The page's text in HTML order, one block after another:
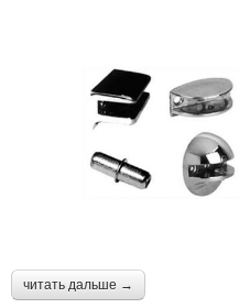
читать дальше →